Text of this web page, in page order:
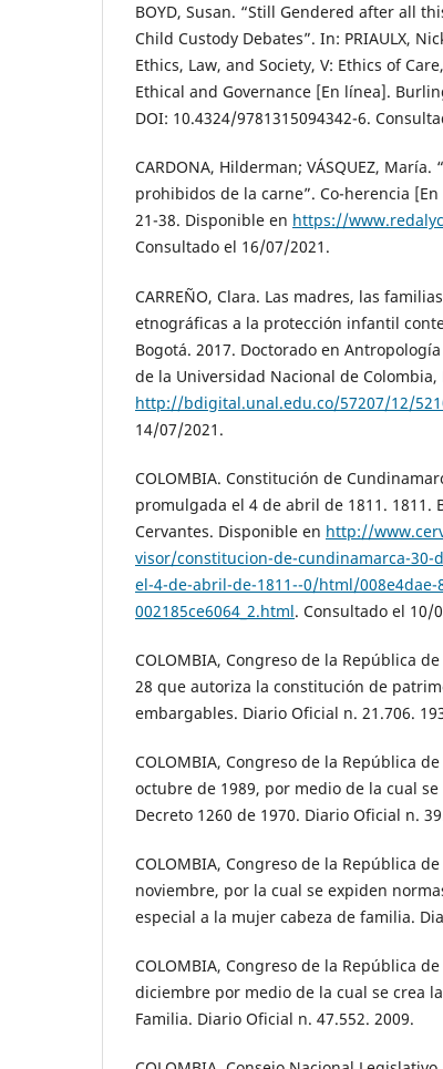
BOYD, Susan. “Still Gendered after all
Child Custody Debates”. In: PRIAULX,
Ethics, Law, and Society, V: Ethics of
Ethical and Governance [En línea].
DOI: 10.4324/9781315094342-6.
CARDONA, Hilderman; VÁSQUEZ,
prohibidos de la carne”. Co-herencia
21-38. Disponible en https://
Consultado el 16/07/2021.
CARREÑO, Clara. Las madres, las
etnográficas a la protección infantil
Bogotá. 2017. Doctorado en
de la Universidad Nacional de
http://bdigital.unal.edu.co/57207/12/
14/07/2021.
COLOMBIA. Constitución de
promulgada el 4 de abril de 1811. 1811.
Cervantes. Disponible en http://
visor/constitucion-de-cundinamarca-30-
el-4-de-abril-de-1811--0/html/008e4dae-
002185ce6064_2.html. Consultado el 10/
COLOMBIA, Congreso de la República
28 que autoriza la constitución de
embargables. Diario Oficial n. 21.706.
COLOMBIA, Congreso de la República
octubre de 1989, por medio de la cual
Decreto 1260 de 1970. Diario Oficial n.
COLOMBIA, Congreso de la República
noviembre, por la cual se expiden
especial a la mujer cabeza de familia.
COLOMBIA, Congreso de la República
diciembre por medio de la cual se crea
Familia. Diario Oficial n. 47.552. 2009.